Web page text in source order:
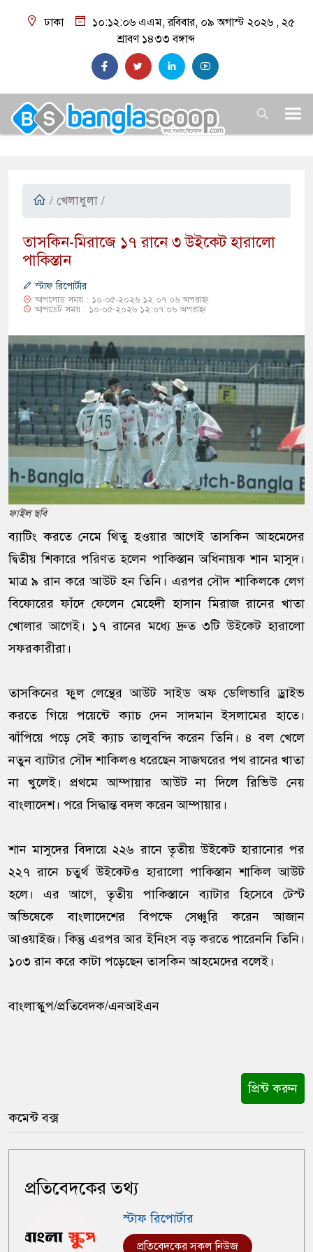
ঢাকা ১০:১২:০৭ এএম, রবিবার, ০৯ অগাস্ট ২০২৬ ,২৫
শ্রাবণ ১৪৩৩ বঙ্গাব্দ
/ খেলাধুলা /
তাসকিন-মিরাজে ১৭ রানে ৩ উইকেট হারালো
পাকিস্তান
স্টাফ রিপোর্টার
আপলোড সময় : ১০-০৫-২০২৬ ১২:০৭:০৬ অপরাহ্ন
আপডেট সময় : ১০-০৫-২০২৬ ১২:০৭:০৬ অপরাহ্ন
ফাইল ছবি
ব্যাটিং করতে নেমে থিতু হওয়ার আগেই তাসকিন আহমেদের
দ্বিতীয় শিকারে পরিণত হলেন পাকিস্তান অধিনায়ক শান মাসুদ।
মাত্র ৯ রান করে আউট হন তিনি। এরপর সৌদ শাকিলকে লেগ
বিফোরের ফাঁদে ফেলেন মেহেদী হাসান মিরাজ রানের খাতা
খোলার আগেই। ১৭ রানের মধ্যে দ্রুত ৩টি উইকেট হারালো
সফরকারীরা।
তাসকিনের ফুল লেন্থের আউট সাইড অফ ডেলিভারি ড্রাইভ
করতে গিয়ে পয়েন্টে ক্যাচ দেন সাদমান ইসলামের হাতে।
ঝাঁপিয়ে পড়ে সেই ক্যাচ তালুবন্দি করেন তিনি। ৪ বল খেলে
নতুন ব্যাটার সৌদ শাকিলও ধরেছেন সাজঘরের পথ রানের খাতা
না খুলেই। প্রথমে আম্পায়ার আউট না দিলে রিভিউ নেয়
বাংলাদেশ। পরে সিদ্ধান্ত বদল করেন আম্পায়ার।
শান মাসুদের বিদায়ে ২২৬ রানে তৃতীয় উইকেট হারানোর পর
২২৭ রানে চতুর্থ উইকেটও হারালো পাকিস্তান শাকিল আউট
হলে। এর আগে, তৃতীয় পাকিস্তানে ব্যাটার হিসেবে টেস্ট
অভিষেকে বাংলাদেশের বিপক্ষে সেঞ্চুরি করেন আজান
আওয়াইজ। কিন্তু এরপর আর ইনিংস বড় করতে পারেননি তিনি।
১০৩ রান করে কাটা পড়েছেন তাসকিন আহমেদের বলেই।
বাংলাস্কুপ/প্রতিবেদক/এনআইএন
প্রিন্ট করুন
কমেন্ট বক্স
প্রতিবেদকের তথ্য
স্টাফ রিপোর্টার
প্রতিবেদকের সকল নিউজ